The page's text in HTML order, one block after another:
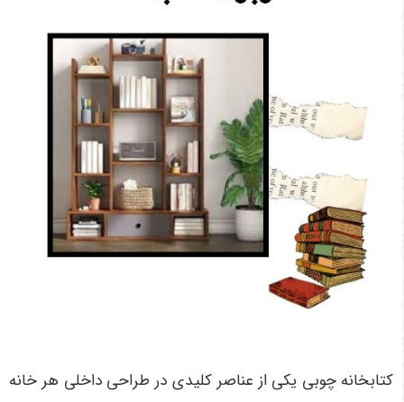
کتابخانه چوبی یکی از عناصر کلیدی در طراحی داخلی هر خانه